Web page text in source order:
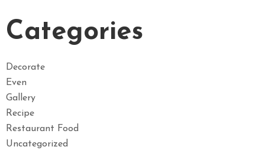
Categories
Decorate
Even
Gallery
Recipe
Restaurant Food
Uncategorized